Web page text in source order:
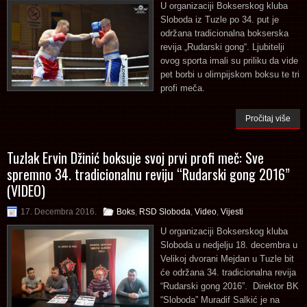
U organizaciji Bokserskog kluba
Sloboda iz Tuzle po 34. put je
održana tradicionalna bokserska
revija „Rudarski gong“. Ljubitelji
ovog sporta imali su priliku da vide
pet borbi u olimpijskom boksu te tri
profi meča.
Pročitaj više
Tuzlak Ervin Džinić boksuje svoj prvi profi meč: Sve
spremno 34. tradicionalnu reviju “Rudarski gong 2016”
(VIDEO)
17. Decembra 2016. Boks RSD Sloboda Video Vijesti
U organizaciji Bokserskog kluba
Sloboda u nedjelju 18. decembra u
Velikoj dvorani Mejdan u Tuzle bit
će održana 34. tradicionalna revija
“Rudarski gong 2016”. Direktor BK
“Sloboda” Muradif Salkić je na